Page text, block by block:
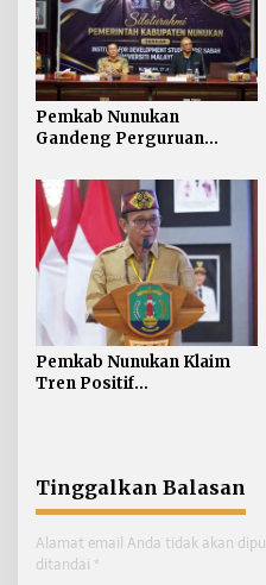
Pemkab Nunukan
Gandeng Perguruan
Dukung Pembangunan
Perbatasan
Pemkab Nunukan Klaim
Tren Positif
Tinggalkan Balasan
Alamat email Anda tidak akan
ditandai *